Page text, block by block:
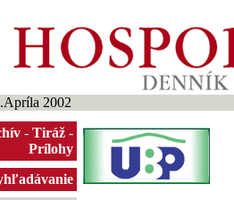
2002
- Tiráž -
Prílohy